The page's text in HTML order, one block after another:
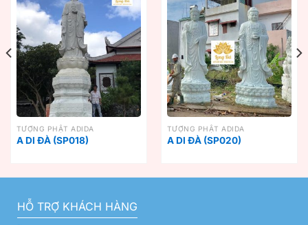
TƯỢNG PHẬT ADIDA
A DI ĐÀ (SP018)
TƯỢNG PHẬT ADIDA
A DI ĐÀ (SP020)
HỖ TRỢ KHÁCH HÀNG